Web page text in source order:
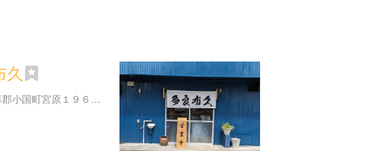
久
熊本県阿蘇郡小国町宮原１９６６-１